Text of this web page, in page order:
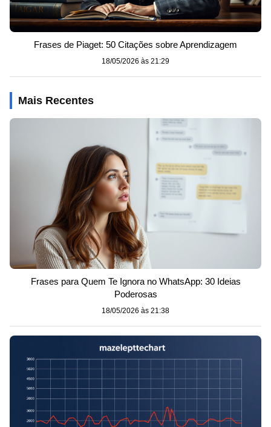
Frases de Piaget: 50 Citações sobre Aprendizagem
18/05/2026 às 21:29
Mais Recentes
Frases para Quem Te Ignora no WhatsApp: 30 Ideias
Poderosas
18/05/2026 às 21:38